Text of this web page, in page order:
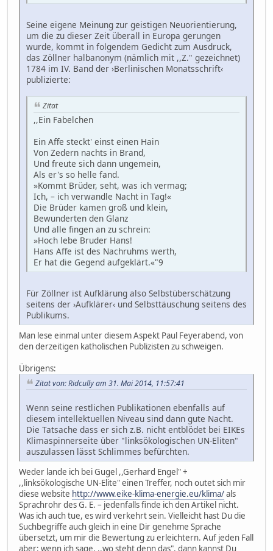
Seine eigene Meinung zur geistigen Neuorientierung,
um die zu dieser Zeit überall in Europa gerungen
wurde, kommt in folgendem Gedicht zum Ausdruck,
das Zöllner halbanonym (nämlich mit ,,Z." gezeichnet)
1784 im IV. Band der ›Berlinischen Monatsschrift‹
publizierte:
Zitat
,,Ein Fabelchen
Ein Affe steckt' einst einen Hain
Von Zedern nachts in Brand,
Und freute sich dann ungemein,
Als er's so helle fand.
»Kommt Brüder, seht, was ich vermag;
Ich, – ich verwandle Nacht in Tag!«
Die Brüder kamen groß und klein,
Bewunderten den Glanz
Und alle fingen an zu schrein:
»Hoch lebe Bruder Hans!
Hans Affe ist des Nachruhms werth,
Er hat die Gegend aufgeklärt.«"9
Für Zöllner ist Aufklärung also Selbstüberschätzung
seitens der ›Aufklärer‹ und Selbsttäuschung seitens des
Publikums.
Man lese einmal unter diesem Aspekt Paul Feyerabend, von
den derzeitigen katholischen Publizisten zu schweigen.
Übrigens:
Zitat von: Ridcully am 31. Mai 2014, 11:57:41
Wenn seine restlichen Publikationen ebenfalls auf
diesem intellektuellen Niveau sind dann gute Nacht.
Die Tatsache dass er sich z.B. nicht entblödet bei EIKEs
Klimaspinnerseite über "linksökologischen UN-Eliten"
auszulassen lässt Schlimmes befürchten.
Weder lande ich bei Gugel ,,Gerhard Engel" +
,,linksökologische UN-Elite" einen Treffer, noch outet sich mir
diese website http://www.eike-klima-energie.eu/klima/als
Sprachrohr des G. E. – jedenfalls finde ich den Artikel nicht.
Was ich auch tue, es wird verkehrt sein. Vielleicht hast Du die
Suchbegriffe auch gleich in eine Dir genehme Sprache
übersetzt, um mir die Bewertung zu erleichtern. Auf jeden Fall
aber: wenn ich sage, ,,wo steht denn das", dann kannst Du